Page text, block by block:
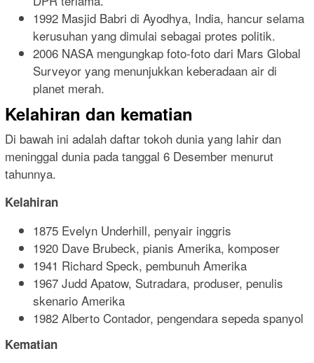
1992 Masjid Babri di Ayodhya, India, hancur selama
kerusuhan yang dimulai sebagai protes politik.
2006 NASA mengungkap foto-foto dari Mars Global
Surveyor yang menunjukkan keberadaan air di
planet merah.
Kelahiran dan kematian
Di bawah ini adalah daftar tokoh dunia yang lahir dan
meninggal dunia pada tanggal 6 Desember menurut
tahunnya.
Kelahiran
1875 Evelyn Underhill, penyair inggris
1920 Dave Brubeck, pianis Amerika, komposer
1941 Richard Speck, pembunuh Amerika
1967 Judd Apatow, Sutradara, produser, penulis
skenario Amerika
1982 Alberto Contador, pengendara sepeda spanyol
Kematian